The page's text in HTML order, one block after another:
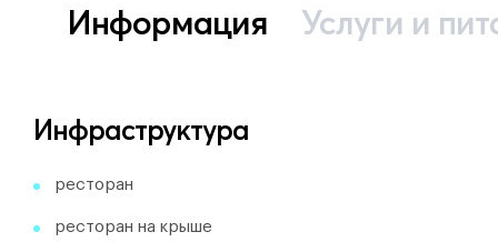
Информация Услуги и
Инфраструктура
ресторан
ресторан на крыше